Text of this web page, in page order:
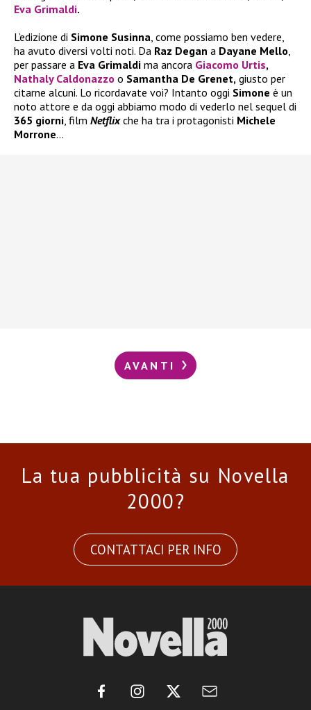
Eva Grimaldi.
L’edizione di Simone Susinna , come possiamo ben vedere,
ha avuto diversi volti noti. Da Raz Degan a Dayane Mello
per passare a Eva Grimaldi ma ancora Giacomo Urtis,
Nathaly Caldonazzo o Samantha De Grenet, giusto per
citarne alcuni. Lo ricordavate voi? Intanto oggi Simone è un
noto attore e da oggi abbiamo modo di vederlo nel sequel di
365 giorni , film Netflixche ha tra i protagonisti Michele
Morrone…
AVANTI
La tua pubblicità su Novella
2000?
CONTATTACI PER INFO